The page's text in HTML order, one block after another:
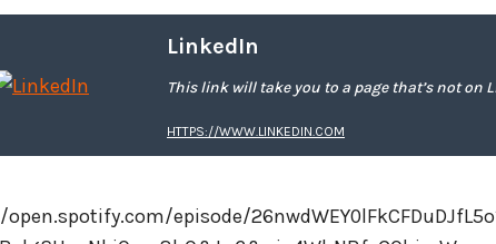
LinkedIn
This link will take you to a page that’s not on
HTTPS://WWW.LINKEDIN.COM
episode/